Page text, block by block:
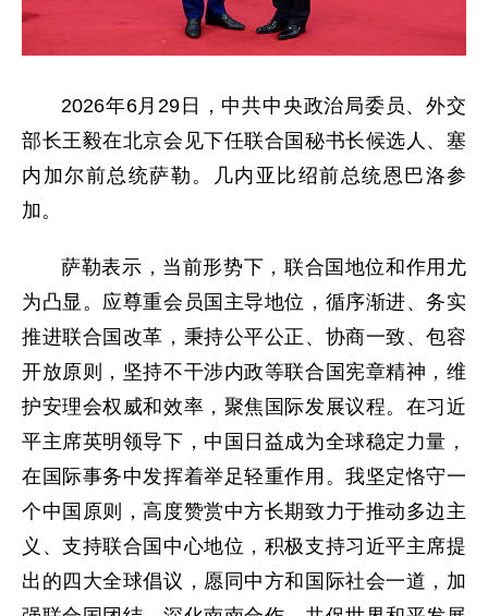
2026年6月29日，中共中央政治局委员、外交
部长王毅在北京会见下任联合国秘书长候选人、塞
内加尔前总统萨勒。几内亚比绍前总统恩巴洛参
加。
萨勒表示，当前形势下，联合国地位和作用尤
为凸显。应尊重会员国主导地位，循序渐进、务实
推进联合国改革，秉持公平公正、协商一致、包容
开放原则，坚持不干涉内政等联合国宪章精神，维
护安理会权威和效率，聚焦国际发展议程。在习近
平主席英明领导下，中国日益成为全球稳定力量，
在国际事务中发挥着举足轻重作用。我坚定恪守一
个中国原则，高度赞赏中方长期致力于推动多边主
义、支持联合国中心地位，积极支持习近平主席提
出的四大全球倡议，愿同中方和国际社会一道，加